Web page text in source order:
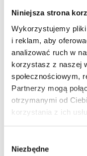
Niniejsza strona
Wykorzystujemy
i reklam, aby
analizować ruch w
korzystasz z naszej
społecznościowym,
Partnerzy mogą
otrzymanymi od
korzystania z ich
zgody
Niezbędne
INNI KLIENCI